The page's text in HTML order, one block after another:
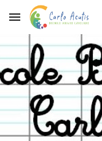
Skip to main content